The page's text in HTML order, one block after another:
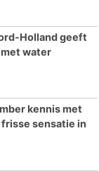
Holland geeft
water
kennis met
frisse sensatie in